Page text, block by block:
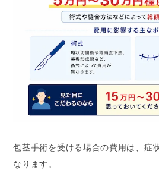
包茎手術を受ける場合の費用は、症
なります。